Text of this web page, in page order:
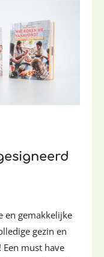
en gemakkelijke
gezin en
must have